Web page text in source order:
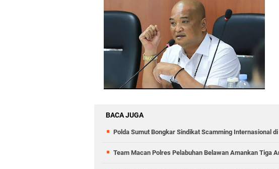
BACA JUGA
Polda Sumut Bongkar Sindikat Scamming Internasional
Team Macan Polres Pelabuhan Belawan Amankan Tiga